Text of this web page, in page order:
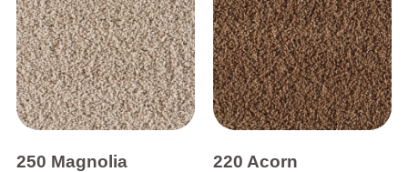
250 Magnolia 220 Acorn